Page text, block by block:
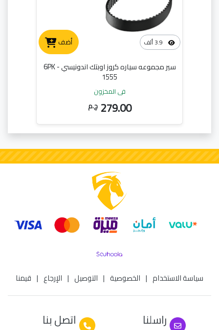
أضف
سير مجموعه سياره كروز اوبتك اندونيسي - 6PK
1555
في المخزون
279.00 ج.م
سياسة الاستخدام | الخصوصية | التوصيل | الإرجاع | قيمنا
راسلنا اتصل بنا